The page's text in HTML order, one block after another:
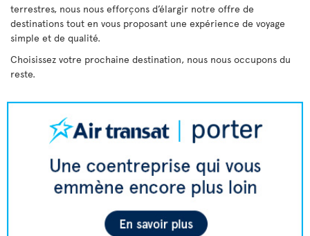
terrestres, nous nous efforçons d’élargir notre offre de
destinations tout en vous proposant une expérience de voyage
simple et de qualité.
Choisissez votre prochaine destination, nous nous occupons du
reste.